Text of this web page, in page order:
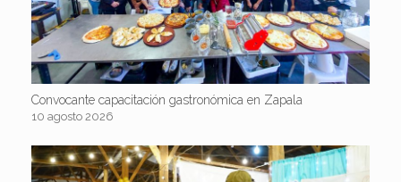
Convocante capacitación gastronómica en Zapala
10 agosto 2026